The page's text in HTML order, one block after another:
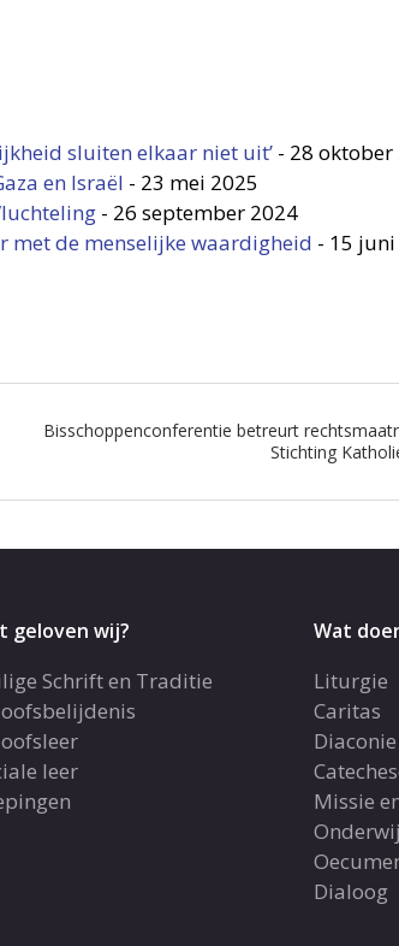
sluiten elkaar niet uit’ - 28 oktober
en Israël - 23 mei 2025
- 26 september 2024
met de menselijke waardigheid - 15 juni
Bisschoppenconferentie betreurt
Stichting
geloven wij?
Schrift en Traditie
leer
Wat
Liturgie
Caritas
Diaconie
Missie
Dialoog